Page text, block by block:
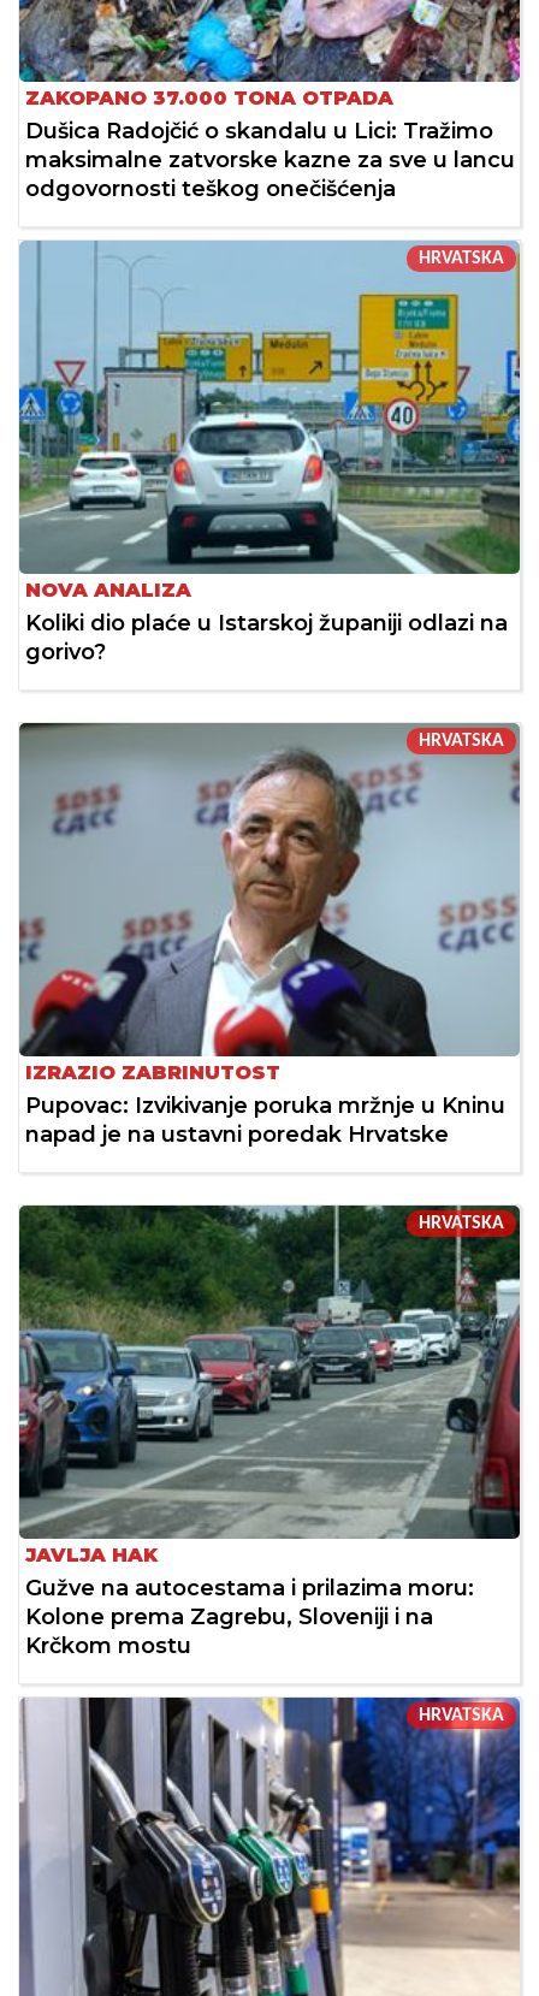
ZAKOPANO 37.000 TONA OTPADA
Dušica Radojčić o skandalu u Lici: Tražimo
maksimalne zatvorske kazne za sve u lancu
odgovornosti teškog onečišćenja
HRVATSKA
NOVA ANALIZA
Koliki dio plaće u Istarskoj županiji odlazi na
gorivo?
HRVATSKA
IZRAZIO ZABRINUTOST
Pupovac: Izvikivanje poruka mržnje u Kninu
napad je na ustavni poredak Hrvatske
HRVATSKA
JAVLJA HAK
Gužve na autocestama i prilazima moru:
Kolone prema Zagrebu, Sloveniji i na
Krčkom mostu
HRVATSKA